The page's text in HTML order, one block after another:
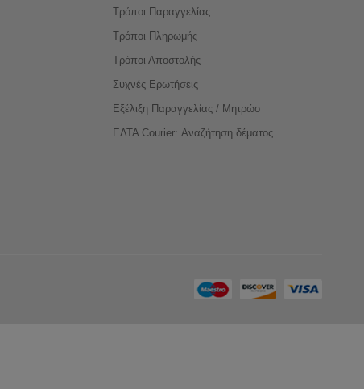
Τρόποι Παραγγελίας
Τρόποι Πληρωμής
Τρόποι Αποστολής
Συχνές Ερωτήσεις
Εξέλιξη Παραγγελίας / Μητρώο
ΕΛΤΑ Courier: Αναζήτηση δέματος